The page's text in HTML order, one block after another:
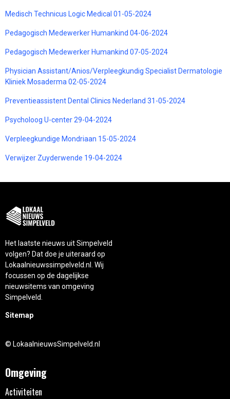
Medisch Technicus Logic Medical 01-05-2024
Pedagogisch Medewerker Humankind 04-06-2024
Pedagogisch Medewerker Humankind 07-05-2024
Physician Assistant/Anios/Verpleegkundig Specialist Dermatologie
Kliniek Mosaderma 02-05-2024
Preventieassistent Dental Clinics Nederland 31-05-2024
Psycholoog U-center 29-04-2024
Verpleegkundige Mondriaan 15-05-2024
Verwijzer Zuyderwende 19-04-2024
Het laatste nieuws uit Simpelveld
volgen? Dat doe je uiteraard op
Lokaalnieuwssimpelveld.nl. Wij
focussen op de dagelijkse
nieuwsitems van omgeving
Simpelveld.
Sitemap
© LokaalnieuwsSimpelveld.nl
Omgeving
Activiteiten